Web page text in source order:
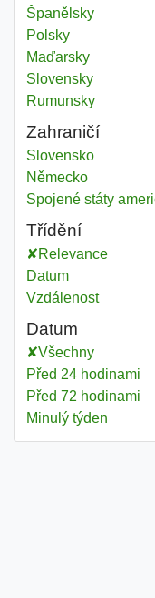
Španělsky
Polsky
Maďarsky
Slovensky
Rumunsky
Zahraničí
Zpracování
Slovensko
Zpracování
Německo
Zpracování
Spojené státy
Třídění
Relevance
Datum
Vzdálenost
Datum
Všechny
Před 24 hodinami
Před 72 hodinami
Minulý týden